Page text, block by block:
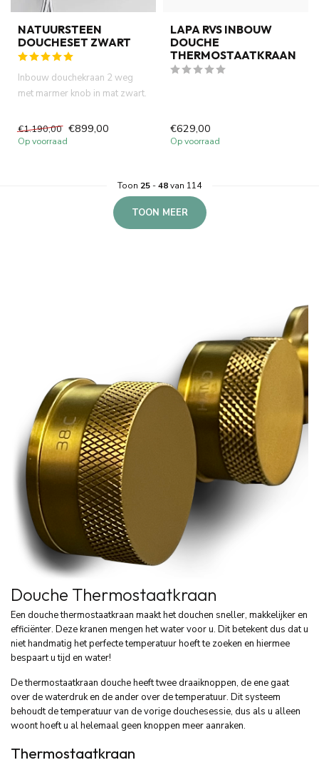
NATUURSTEEN
DOUCHESET ZWART
Inbouw douchekraan 2 weg
met marmer knob in mat zwart.
€1.190,00 €899,00
Op voorraad
LAPA RVS INBOUW
DOUCHE
THERMOSTAATKRAAN
€629,00
Op voorraad
Toon 25-48van 114
TOON MEER
Douche Thermostaatkraan
Een douche thermostaatkraan maakt het douchen sneller, makkelijker en
efficiënter. Deze kranen mengen het water voor u. Dit betekent dus dat u
niet handmatig het perfecte temperatuur hoeft te zoeken en hiermee
bespaart u tijd en water!
De thermostaatkraan douche heeft twee draaiknoppen, de ene gaat
over de waterdruk en de ander over de temperatuur. Dit systeem
behoudt de temperatuur van de vorige douchesessie, dus als u alleen
woont hoeft u al helemaal geen knoppen meer aanraken.
Thermostaatkraan